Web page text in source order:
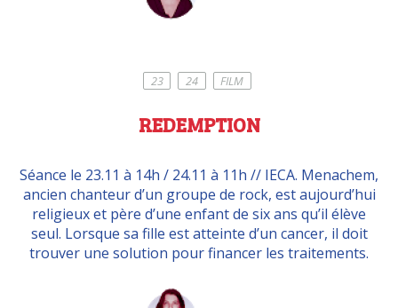
23 24 FILM
REDEMPTION
Séance le 23.11 à 14h / 24.11 à 11h // IECA. Menachem,
ancien chanteur d’un groupe de rock, est aujourd’hui
religieux et père d’une enfant de six ans qu’il élève
seul. Lorsque sa fille est atteinte d’un cancer, il doit
trouver une solution pour financer les traitements.